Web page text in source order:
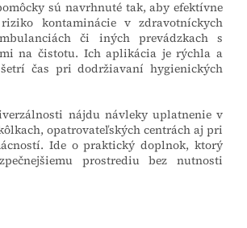
sú navrhnuté tak, aby efektívne
kontaminácie v zdravotníckych
či iných prevádzkach s
na čistotu. Ich aplikácia je rýchla a
čas pri dodržiavaní hygienických
nájdu návleky uplatnenie v
opatrovateľských centrách aj pri
Ide o praktický doplnok, ktorý
prostrediu bez nutnosti